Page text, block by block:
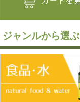
ジャンルから選ぶ